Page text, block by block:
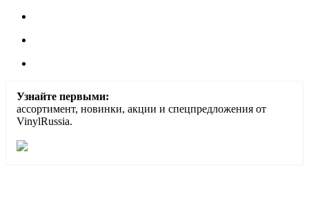
Узнайте первыми:
ассортимент, новинки, акции и спецпредложения от
VinylRussia.